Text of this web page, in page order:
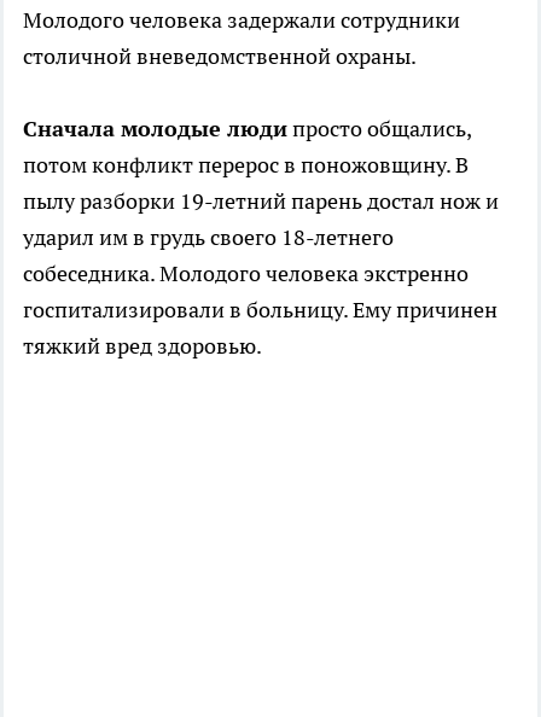
Молодого человека задержали сотрудники
столичной вневедомственной охраны.
Сначала молодые людипросто общались,
потом конфликт перерос в поножовщину. В
пылу разборки 19-летний парень достал нож и
ударил им в грудь своего 18-летнего
собеседника. Молодого человека экстренно
госпитализировали в больницу. Ему причинен
тяжкий вред здоровью.